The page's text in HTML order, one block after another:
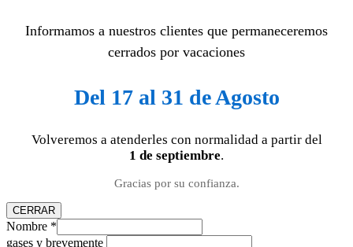
Informamos a nuestros clientes que permaneceremos
cerrados por vacaciones
Del 17 al 31 de Agosto
Volveremos a atenderles con normalidad a partir del
1 de septiembre.
Gracias por su confianza.
CERRAR
Nombre *
gases y brevemente